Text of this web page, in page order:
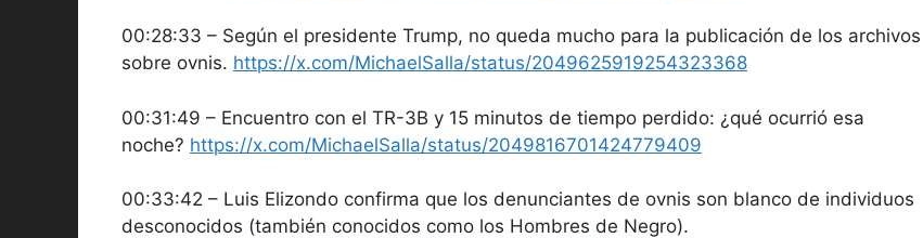
00:28:33 – Según el presidente Trump, no queda mucho para la publicación de los archivos
sobre ovnis. https://x.com/MichaelSalla/status/2049625919254323368
00:31:49 – Encuentro con el TR-3B y 15 minutos de tiempo perdido: ¿qué ocurrió esa
noche? https://x.com/MichaelSalla/status/2049816701424779409
00:33:42 – Luis Elizondo confirma que los denunciantes de ovnis son blanco de individuos
desconocidos (también conocidos como los Hombres de Negro).